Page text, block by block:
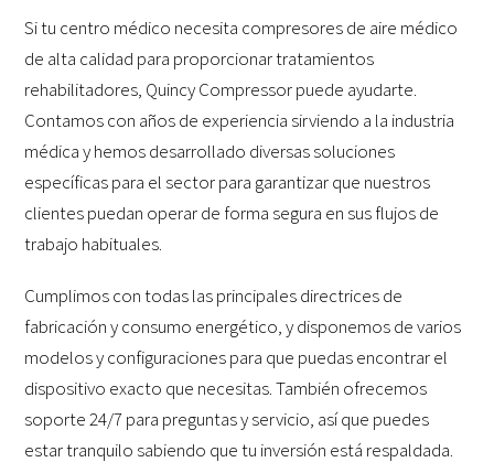
Si tu centro médico necesita compresores de aire médico
de alta calidad para proporcionar tratamientos
rehabilitadores, Quincy Compressor puede ayudarte.
Contamos con años de experiencia sirviendo a la industria
médica y hemos desarrollado diversas soluciones
específicas para el sector para garantizar que nuestros
clientes puedan operar de forma segura en sus flujos de
trabajo habituales.
Cumplimos con todas las principales directrices de
fabricación y consumo energético, y disponemos de varios
modelos y configuraciones para que puedas encontrar el
dispositivo exacto que necesitas. También ofrecemos
soporte 24/7 para preguntas y servicio, así que puedes
estar tranquilo sabiendo que tu inversión está respaldada.